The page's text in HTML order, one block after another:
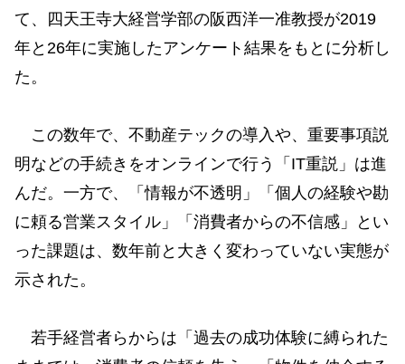
て、四天王寺⼤経営学部の阪⻄洋⼀准教授が2019
年と26年に実施したアンケート結果をもとに分析し
た。
この数年で、不動産テックの導⼊や、重要事項説
明などの⼿続きをオンラインで⾏う「IT重説」は進
んだ。⼀⽅で、「情報が不透明」「個⼈の経験や勘
に頼る営業スタイル」「消費者からの不信感」とい
った課題は、数年前と⼤きく変わっていない実態が
⽰された。
若⼿経営者らからは「過去の成功体験に縛られた